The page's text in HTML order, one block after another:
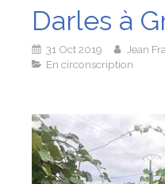
Darles à
31 Oct 2019
Jean
En circonscription